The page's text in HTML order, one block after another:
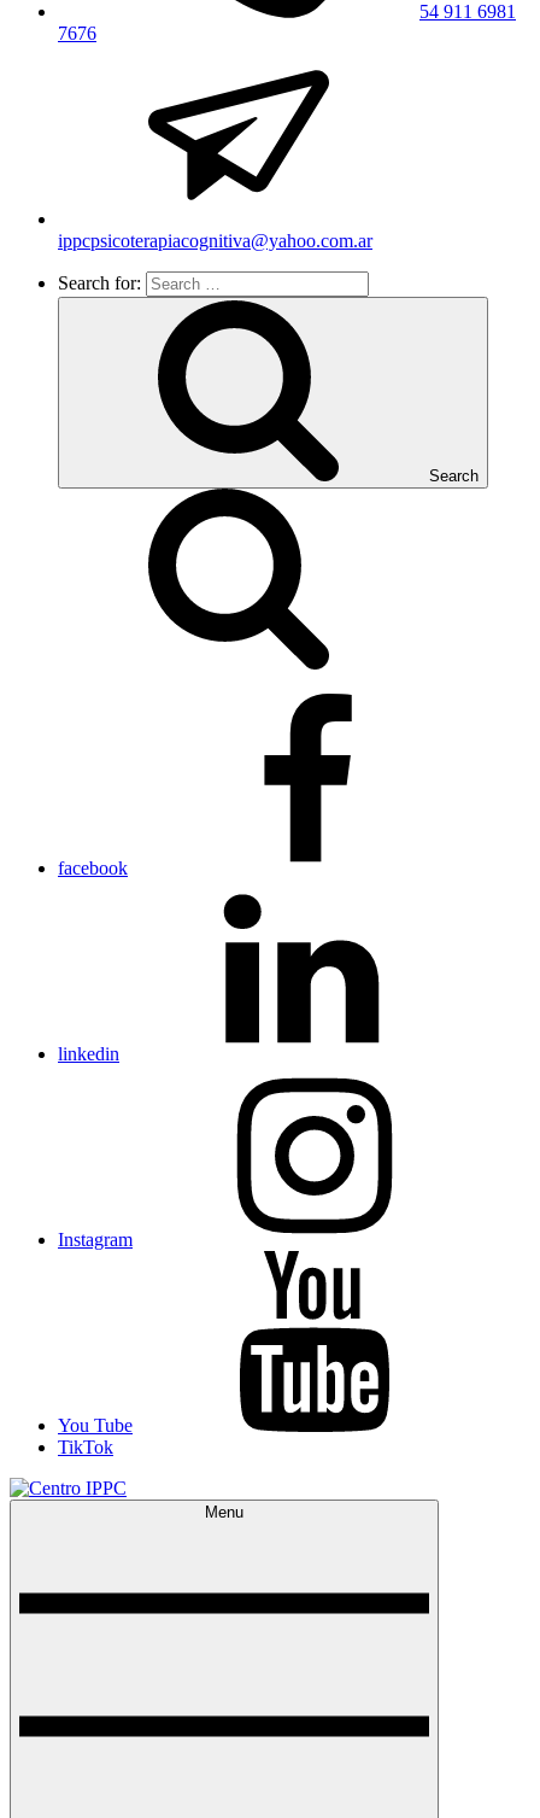
54 911 6981
7676
ippcpsicoterapiacognitiva@yahoo.com.ar
Search for:
Search
facebook
linkedin
Instagram
You Tube
TikTok
Menu